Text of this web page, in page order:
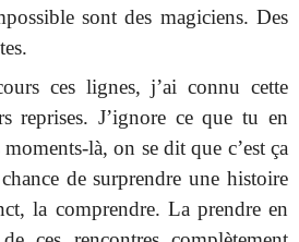
sont des magiciens. Des
ces lignes, j’ai connu cette
reprises. J’ignore ce que tu en
moments-là, on se dit que c’est ça
de surprendre une histoire
la comprendre. La prendre en